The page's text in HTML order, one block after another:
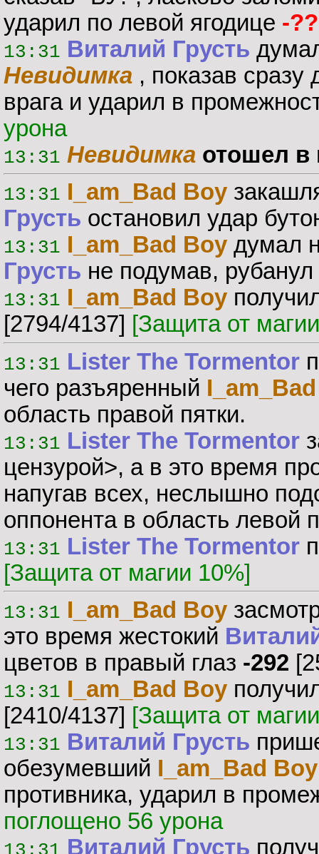
ударил по левой ягодице -??
13:31 Виталий Грусть
Невидимка , показав сразу
врага и ударил в
урона
13:31 Невидимка отошел в
13:31 I_am_Bad Boy
Грусть остановил удар
13:31 I_am_Bad Boy думал
Грусть не подумав,
13:31 I_am_Bad Boy
[2794/4137] [Защита от
13:31 Lister The Tormentor
чего разъяренный
область правой пятки.
13:31 Lister The Tormentor
цензурой>, а в это время
напугав всех, неслышно
оппонента в область левой
13:31 Lister The Tormentor
[Защита от магии 10%]
13:31 I_am_Bad Boy
это время жестокий
цветов в правый глаз -292
13:31 I_am_Bad Boy
[2410/4137] [Защита от
13:31 Виталий Грусть
обезумевший I_am_Bad Boy
противника, ударил в
поглощено 56 урона
Виталий Грусть